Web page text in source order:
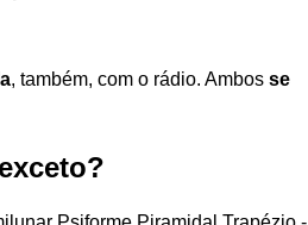
, também, com o rádio. Ambos se